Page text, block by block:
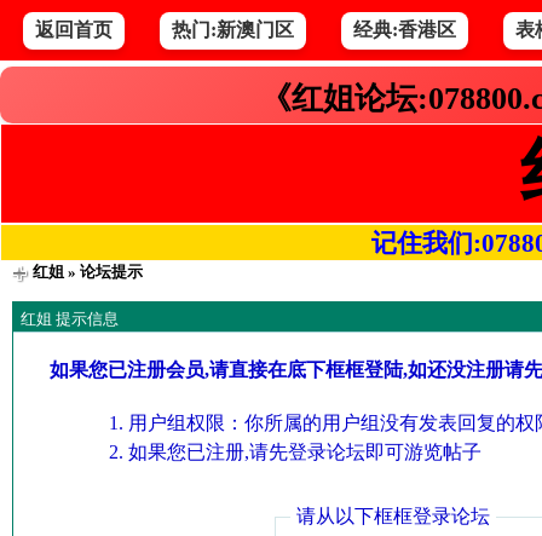
返回首页 热门:新澳门区 经典:香港区 表
《红姐论坛
记住我们
红姐» 论坛提示
红姐 提示信息
如果您已注册会员,请直接在底下框框登陆,如还没注册请
用户组权限：你所属的用户组没有发表回复的权
如果您已注册,请先登录论坛即可游览帖子
请从以下框框登录论坛